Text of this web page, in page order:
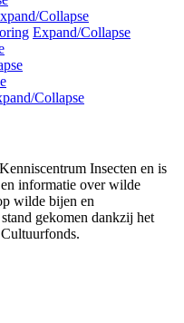
Collapse
Expand/Collapse
Collapse
Insecten en is
informatie over wilde
wilde bijen en
gekomen dankzij het